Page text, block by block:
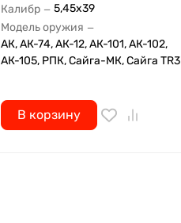
Калибр — 5,45x39
Модель оружия —
АК, АК-74, АК-12, АК-101, АК-102,
АК-105, РПК, Сайга-МК, Сайга TR3
В корзину